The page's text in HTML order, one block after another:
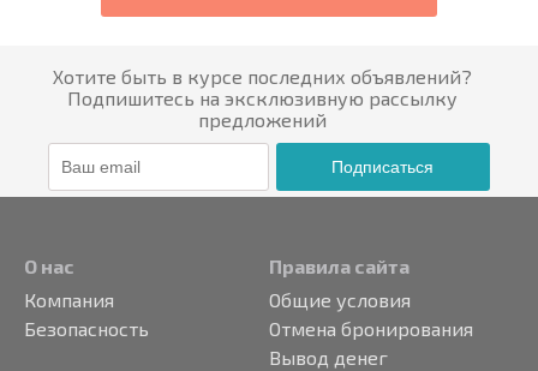
Хотите быть в курсе последних объявлений?
Подпишитесь на эксклюзивную рассылку
предложений
Подписаться
О нас
Компания
Безопасность
Правила сайта
Общие условия
Отмена бронирования
Вывод денег